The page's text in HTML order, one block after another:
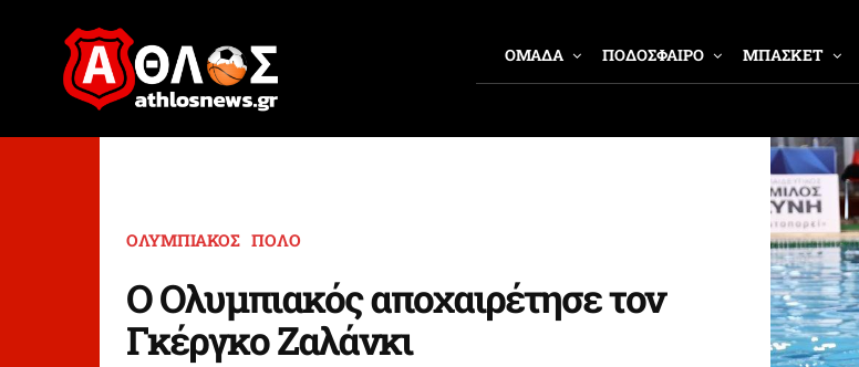
ΟΜΑΔΑ ΠΟΔΟΣΦΑΙΡΟ ΜΠΑΣΚΕΤ
ΟΛΥΜΠΙΑΚΟΣ ΠΟΛΟ
Ο Ολυμπιακός αποχαιρέτησε τον
Γκέργκο Ζαλάνκι